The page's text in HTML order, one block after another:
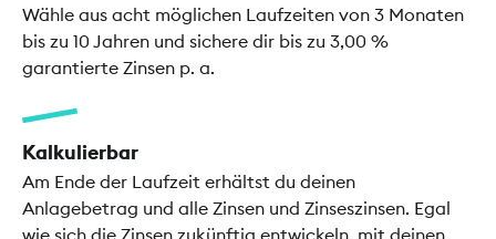
Wähle aus acht möglichen Laufzeiten von 3 Monaten
bis zu 10 Jahren und sichere dir bis zu 3,00 %
garantierte Zinsen p. a.
Kalkulierbar
Am Ende der Laufzeit erhältst du deinen
Anlagebetrag und alle Zinsen und Zinseszinsen. Egal